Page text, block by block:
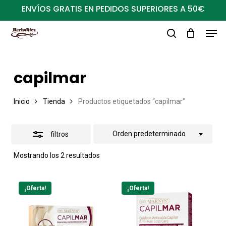
al
contenido
ENVÍOS GRATIS EN PEDIDOS SUPERIORES A 50€
capilmar
Inicio Tienda Productos etiquetados “capilmar”
filtros
Mostrando los 2 resultados
Orden predeterminado
Close
Filters
¡Oferta! ¡Oferta!
Close